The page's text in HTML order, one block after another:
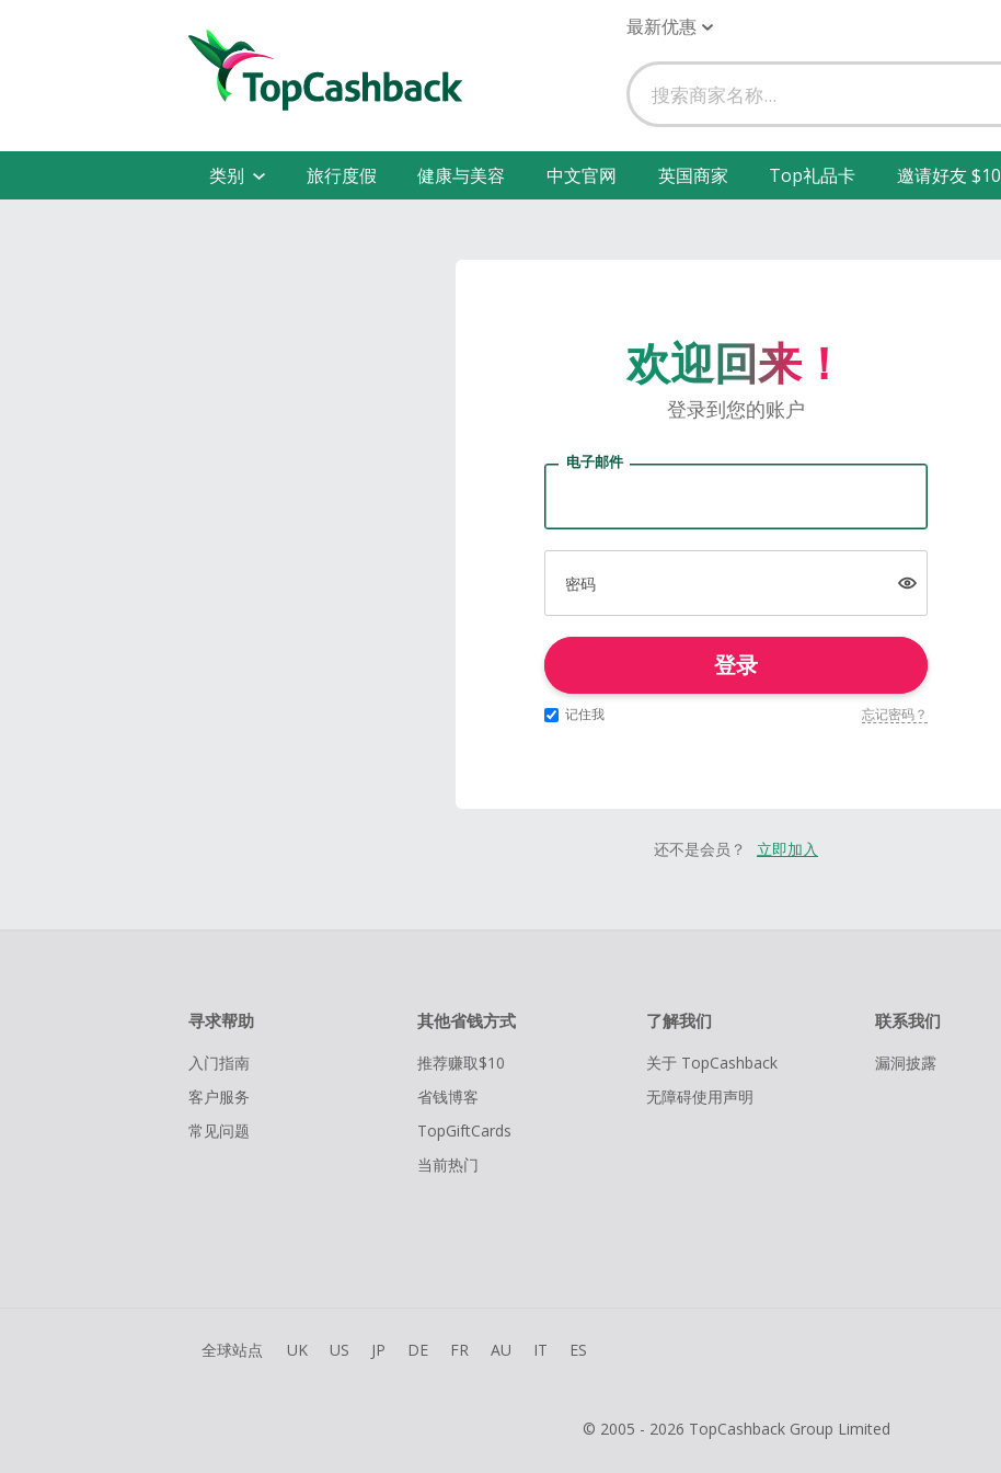
最新优惠
类别 旅行度假 健康与美容 中文官网 英国商家 Top礼品卡 邀请好友 $10
欢迎回来！
登录到您的账户
电子邮件
密码
登录
记住我 忘记密码？
还不是会员？ 立即加入
寻求帮助
入门指南
客户服务
常见问题
其他省钱方式
推荐赚取$10
省钱博客
TopGiftCards
当前热门
了解我们
关于 TopCashback
无障碍使用声明
联系我们
漏洞披露
全球站点 UK US JP DE FR AU IT ES
© 2005 - 2026 TopCashback Group Limited